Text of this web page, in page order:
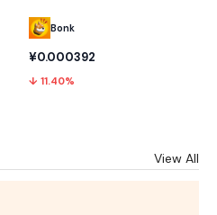
Bonk
¥0.000392
↓ 11.40%
View All